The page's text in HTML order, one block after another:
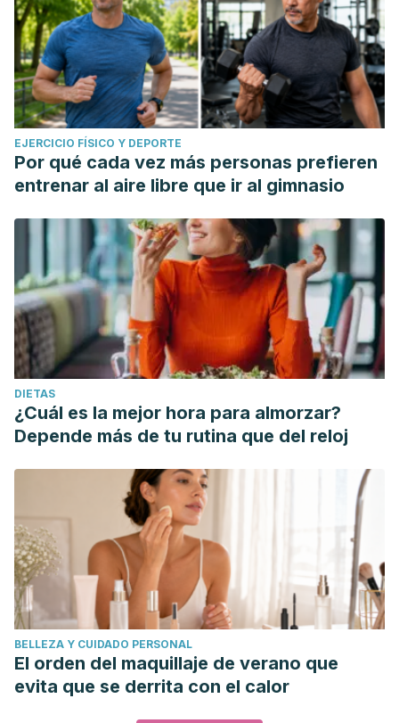
EJERCICIO FÍSICO Y DEPORTE
Por qué cada vez más personas prefieren
entrenar al aire libre que ir al gimnasio
DIETAS
¿Cuál es la mejor hora para almorzar?
Depende más de tu rutina que del reloj
BELLEZA Y CUIDADO PERSONAL
El orden del maquillaje de verano que
evita que se derrita con el calor